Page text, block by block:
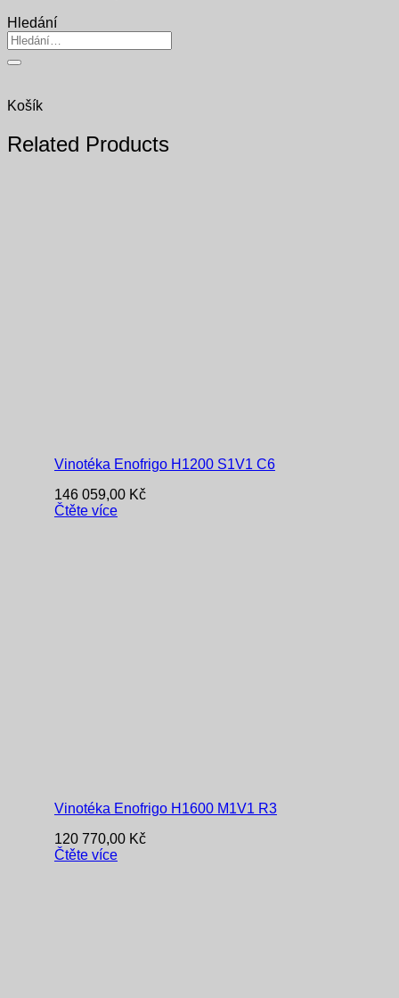
Hledání
Hledat:
Košík
Related Products
Vinotéka Enofrigo H1200 S1V1 C6
146 059,00 Kč
Čtěte více
Vinotéka Enofrigo H1600 M1V1 R3
120 770,00 Kč
Čtěte více